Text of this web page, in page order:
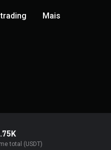
Mais
total (USDT)